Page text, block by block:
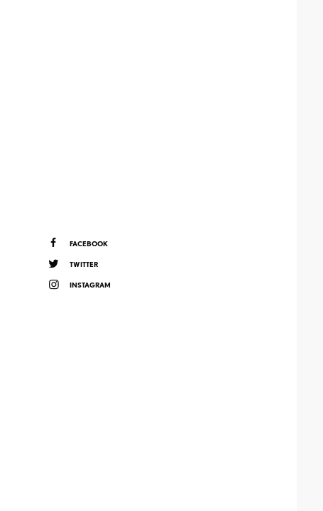
FACEBOOK
TWITTER
INSTAGRAM